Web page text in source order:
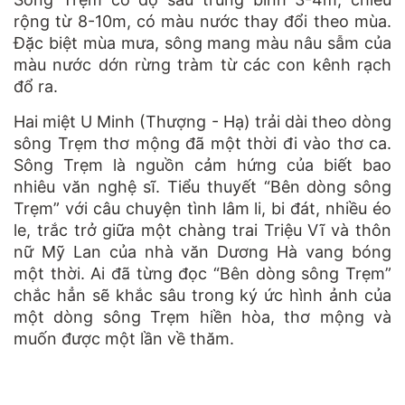
rộng từ 8-10m, có màu nước thay đổi theo mùa.
Đặc biệt mùa mưa, sông mang màu nâu sẫm của
màu nước dớn rừng tràm từ các con kênh rạch
đổ ra.
Hai miệt U Minh (Thượng - Hạ) trải dài theo dòng
sông Trẹm thơ mộng đã một thời đi vào thơ ca.
Sông Trẹm là nguồn cảm hứng của biết bao
nhiêu văn nghệ sĩ. Tiểu thuyết “Bên dòng sông
Trẹm” với câu chuyện tình lâm li, bi đát, nhiều éo
le, trắc trở giữa một chàng trai Triệu Vĩ và thôn
nữ Mỹ Lan của nhà văn Dương Hà vang bóng
một thời. Ai đã từng đọc “Bên dòng sông Trẹm”
chắc hẳn sẽ khắc sâu trong ký ức hình ảnh của
một dòng sông Trẹm hiền hòa, thơ mộng và
muốn được một lần về thăm.